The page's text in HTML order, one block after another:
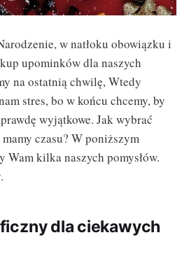
w natłoku obowiązku i
upominków dla naszych
na ostatnią chwilę, Wtedy
stres, bo w końcu chcemy, by
wyjątkowe. Jak wybrać
czasu? W poniższym
Wam kilka naszych pomysłów.
dla ciekawych